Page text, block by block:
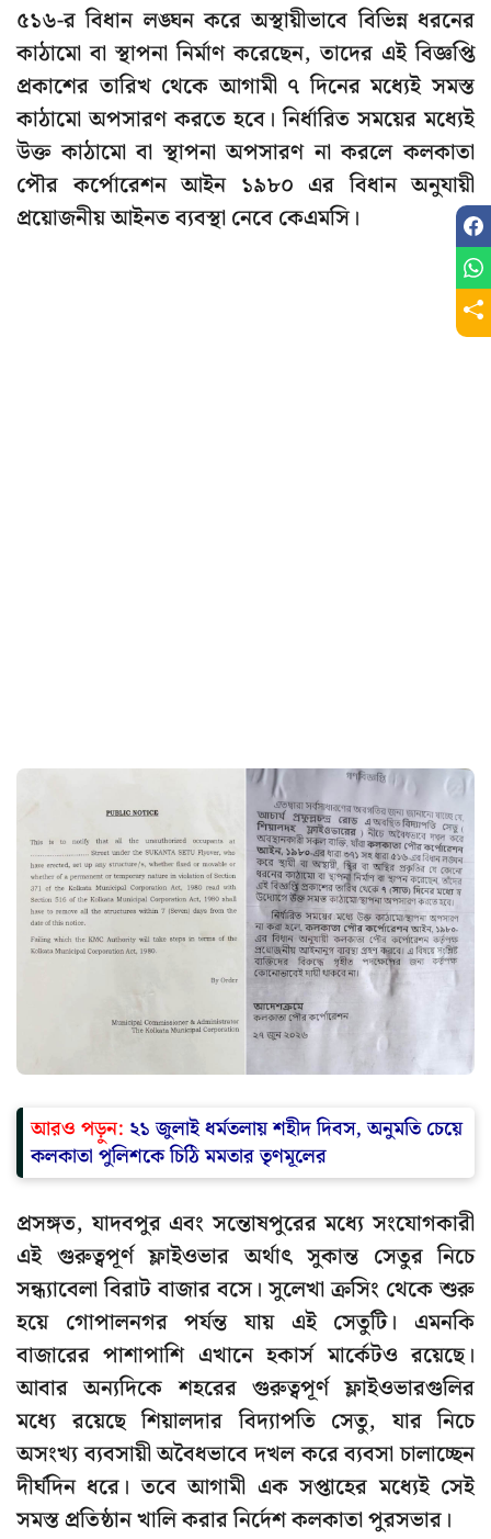
৫১৬-র বিধান লঙ্ঘন করে অস্থায়ীভাবে বিভিন্ন ধরনের
কাঠামো বা স্থাপনা নির্মাণ করেছেন, তাদের এই বিজ্ঞপ্তি
প্রকাশের তারিখ থেকে আগামী ৭ দিনের মধ্যেই সমস্ত
কাঠামো অপসারণ করতে হবে। নির্ধারিত সময়ের মধ্যেই
উক্ত কাঠামো বা স্থাপনা অপসারণ না করলে কলকাতা
পৌর কর্পোরেশন আইন ১৯৮০ এর বিধান অনুযায়ী
প্রয়োজনীয় আইনত ব্যবস্থা নেবে কেএমসি।
আরও পড়ুন: ২১ জুলাই ধর্মতলায় শহীদ দিবস, অনুমতি চেয়ে
কলকাতা পুলিশকে চিঠি মমতার তৃণমূলের
প্রসঙ্গত, যাদবপুর এবং সন্তোষপুরের মধ্যে সংযোগকারী
এই গুরুত্বপূর্ণ ফ্লাইওভার অর্থাৎ সুকান্ত সেতুর নিচে
সন্ধ্যাবেলা বিরাট বাজার বসে। সুলেখা ক্রসিং থেকে শুরু
হয়ে গোপালনগর পর্যন্ত যায় এই সেতুটি। এমনকি
বাজারের পাশাপাশি এখানে হকার্স মার্কেটও রয়েছে।
আবার অন্যদিকে শহরের গুরুত্বপূর্ণ ফ্লাইওভারগুলির
মধ্যে রয়েছে শিয়ালদার বিদ্যাপতি সেতু, যার নিচে
অসংখ্য ব্যবসায়ী অবৈধভাবে দখল করে ব্যবসা চালাচ্ছেন
দীর্ঘদিন ধরে। তবে আগামী এক সপ্তাহের মধ্যেই সেই
সমস্ত প্রতিষ্ঠান খালি করার নির্দেশ কলকাতা পুরসভার।